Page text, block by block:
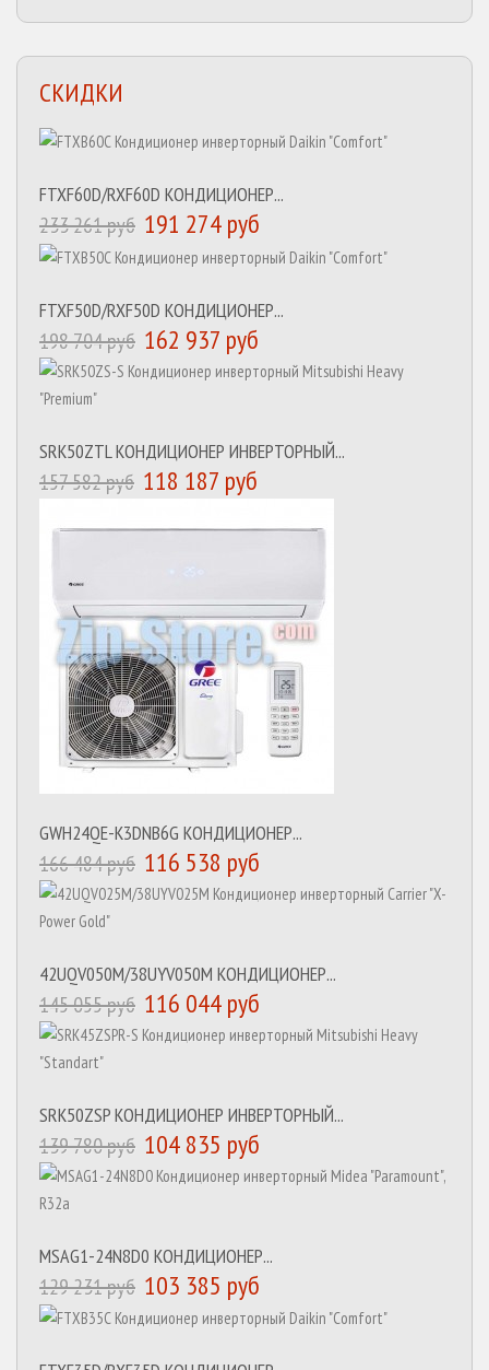
СКИДКИ
FTXF60D/RXF60D КОНДИЦИОНЕР...
233 261 руб 191 274 руб
FTXF50D/RXF50D КОНДИЦИОНЕР...
198 704 руб 162 937 руб
SRK50ZTL КОНДИЦИОНЕР ИНВЕРТОРНЫЙ...
157 582 руб 118 187 руб
GWH24QE-K3DNB6G КОНДИЦИОНЕР...
166 484 руб 116 538 руб
42UQV050M/38UYV050M КОНДИЦИОНЕР...
145 055 руб 116 044 руб
SRK50ZSP КОНДИЦИОНЕР ИНВЕРТОРНЫЙ...
139 780 руб 104 835 руб
MSAG1-24N8D0 КОНДИЦИОНЕР...
129 231 руб 103 385 руб